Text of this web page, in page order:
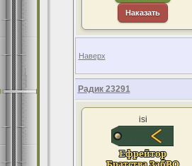
Наказать
Наверх
Радик 23291
isi